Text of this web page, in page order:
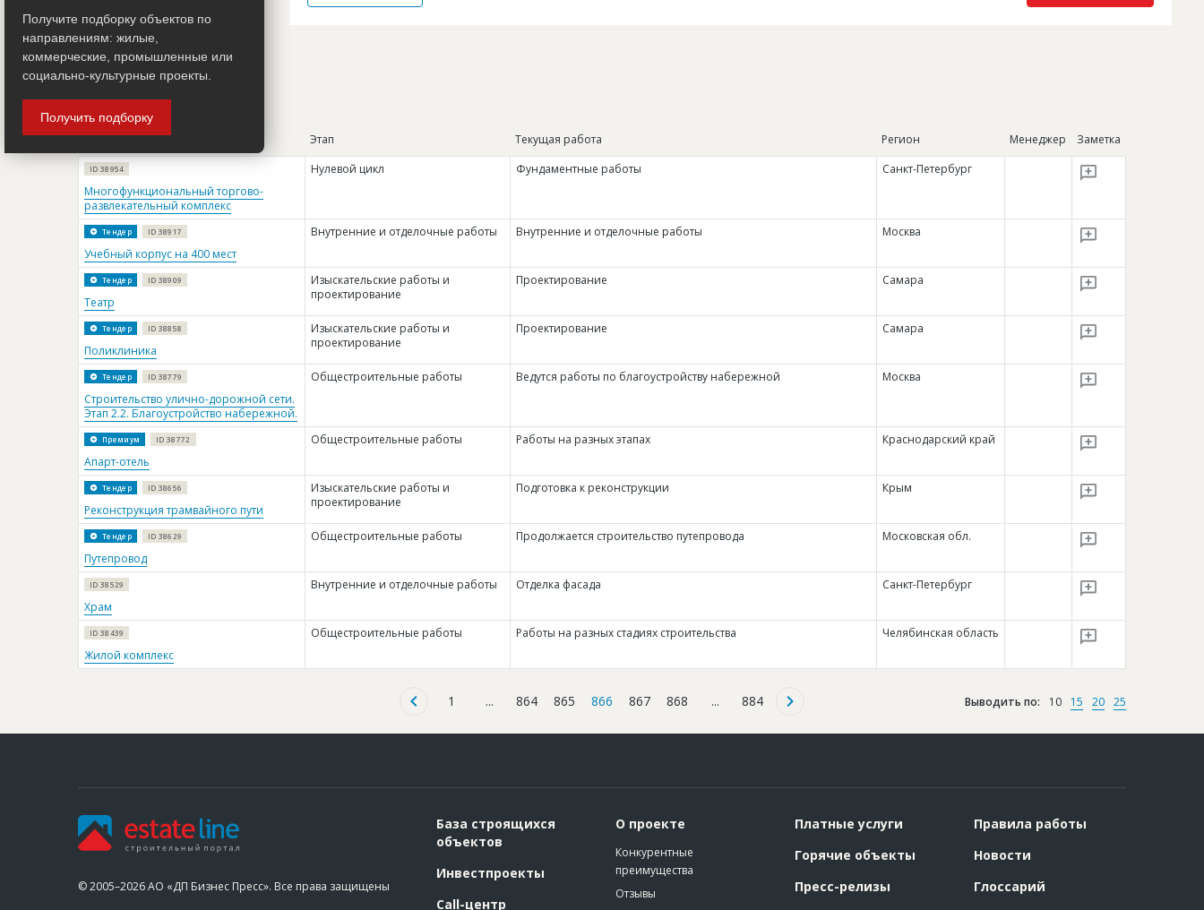
Название Этап Текущая работа Регион Менеджер Заметка
ID 38954
Многофункциональный торгово-
развлекательный комплекс
Нулевой цикл Фундаментные работы Санкт-Петербург
Тендер ID 38917
Учебный корпус на 400 мест
Внутренние и отделочные работы Внутренние и отделочные работы Москва
Тендер ID 38909
Театр
Изыскательские работы и
проектирование
Проектирование Самара
Тендер ID 38858
Поликлиника
Изыскательские работы и
проектирование
Проектирование Самара
Тендер ID 38779
Строительство улично-дорожной сети.
Этап 2.2. Благоустройство набережной.
Общестроительные работы Ведутся работы по благоустройству набережной Москва
Премиум ID 38772
Апарт-отель
Общестроительные работы Работы на разных этапах Краснодарский край
Тендер ID 38656
Реконструкция трамвайного пути
Изыскательские работы и
проектирование
Подготовка к реконструкции Крым
Тендер ID 38629
Путепровод
Общестроительные работы Продолжается строительство путепровода Московская обл.
ID 38529
Храм
Внутренние и отделочные работы Отделка фасада Санкт-Петербург
ID 38439
Жилой комплекс
Общестроительные работы Работы на разных стадиях строительства Челябинская область
1 ... 864 865 866 867 868 ... 884 Выводить по: 10 15 20 25
© 2005–2026 АО «ДП Бизнес Пресс». Все права защищены
База строящихся
объектов
Инвестпроекты
Call-центр
О проекте
Конкурентные
преимущества
Отзывы
Платные услуги
Горячие объекты
Пресс-релизы
Правила работы
Новости
Глоссарий
Получите подборку объектов по
направлениям: жилые,
коммерческие, промышленные или
социально-культурные проекты.
Получить подборку